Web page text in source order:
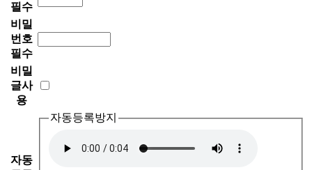
1
미
소
약
국
k
n
필수
비밀
번호
필수
비밀
글사
용
자동
자동등록방지